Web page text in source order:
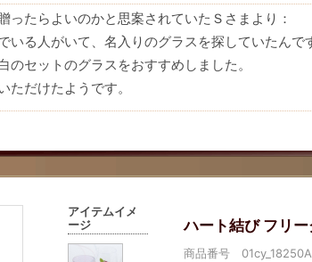
たらよいのかと思案されていたＳさまより：
いる人がいて、名入りのグラスを探していたんで
セットのグラスをおすすめしました。
だけたようです。
ハート結び フリ
商品番号 01cy_18250A
アイテムイメ
ージ